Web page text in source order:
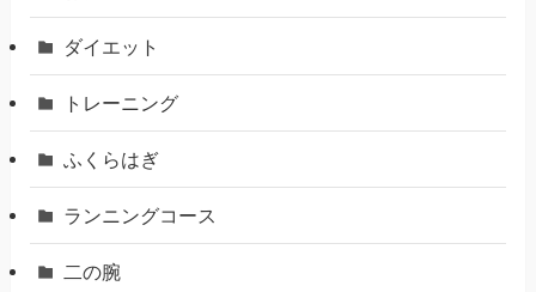
ダイエット
トレーニング
ふくらはぎ
ランニングコース
二の腕